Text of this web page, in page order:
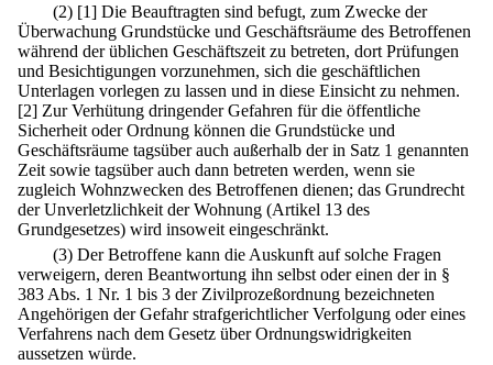
(2) [1] Die Beauftragten sind befugt, zum Zwecke der
Überwachung Grundstücke und Geschäftsräume des Betroffenen
während der üblichen Geschäftszeit zu betreten, dort Prüfungen
und Besichtigungen vorzunehmen, sich die geschäftlichen
Unterlagen vorlegen zu lassen und in diese Einsicht zu nehmen.
[2] Zur Verhütung dringender Gefahren für die öffentliche
Sicherheit oder Ordnung können die Grundstücke und
Geschäftsräume tagsüber auch außerhalb der in Satz 1 genannten
Zeit sowie tagsüber auch dann betreten werden, wenn sie
zugleich Wohnzwecken des Betroffenen dienen; das Grundrecht
der Unverletzlichkeit der Wohnung (Artikel 13 des
Grundgesetzes) wird insoweit eingeschränkt.
(3) Der Betroffene kann die Auskunft auf solche Fragen
verweigern, deren Beantwortung ihn selbst oder einen der in §
383 Abs. 1 Nr. 1 bis 3 der Zivilprozeßordnung bezeichneten
Angehörigen der Gefahr strafgerichtlicher Verfolgung oder eines
Verfahrens nach dem Gesetz über Ordnungswidrigkeiten
aussetzen würde.